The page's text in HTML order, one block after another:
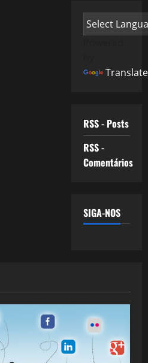
Translate
RSS - Posts
RSS -
Comentários
SIGA-NOS